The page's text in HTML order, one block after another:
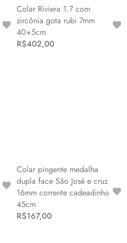
Colar Riviera 1.7 com
zircônia gota rubi 7mm
40+5cm
R$402,00
Colar pingente medalha
dupla face São José e cruz
16mm corrente cadeadinho
45cm
R$167,00